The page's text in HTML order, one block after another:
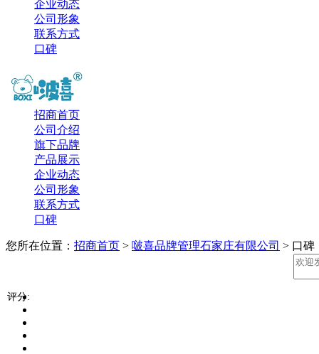
企业动态
公司形象
联系方式
口碑
招商首页
公司介绍
旗下品牌
产品展示
企业动态
公司形象
联系方式
口碑
您所在位置： 招商首页 > 啵喜品牌管理石家庄有限公司 > 口碑
评分: